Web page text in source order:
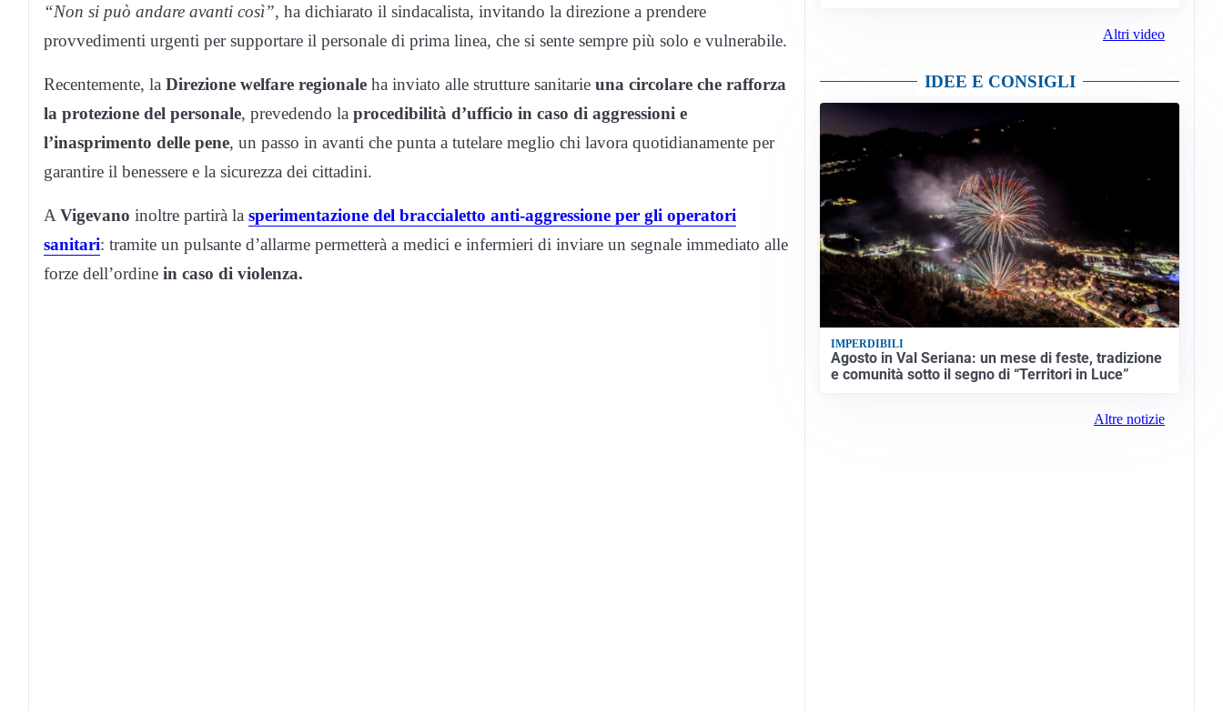
“Non si può andare avanti così”, ha dichiarato il sindacalista, invitando la direzione a prendere
provvedimenti urgenti per supportare il personale di prima linea, che si sente sempre più solo e vulnerabile.
Recentemente, la Direzione welfare regionale ha inviato alle strutture sanitarie una circolare che rafforza
la protezione del personale, prevedendo la procedibilità d’ufficio in caso di aggressioni e
l’inasprimento delle pene, un passo in avanti che punta a tutelare meglio chi lavora quotidianamente per
garantire il benessere e la sicurezza dei cittadini.
A Vigevano inoltre partirà la sperimentazione del braccialetto anti-aggressione per gli operatori
sanitari: tramite un pulsante d’allarme permetterà a medici e infermieri di inviare un segnale immediato alle
forze dell’ordine in caso di violenza.
Altri video
IDEE E CONSIGLI
IMPERDIBILI
Agosto in Val Seriana: un mese di feste, tradizione
e comunità sotto il segno di “Territori in Luce”
Altre notizie